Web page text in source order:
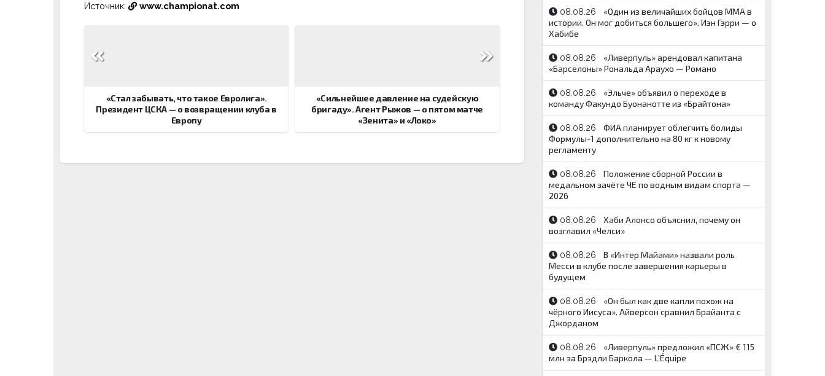
Источник: www.championat.com
по
«Стал забывать, что такое Евролига».
Президент ЦСКА — о возвращении клуба в
Европу
«Сильнейшее давление на судейскую
бригаду». Агент Рыжов — о пятом матче
«Зенита» и «Локо»
08.08.26
«Один из величайших бойцов ММА в
истории. Он мог добиться большего». Иэн Гэрри — о
Хабибе
08.08.26
«Ливерпуль» арендовал капитана
«Барселоны» Рональда Араухо — Романо
08.08.26
«Эльче» объявил о переходе в
команду Факундо Буонанотте из «Брайтона»
08.08.26
ФИА планирует облегчить болиды
Формулы-1 дополнительно на 80 кг к новому
регламенту
08.08.26
Положение сборной России в
медальном зачёте ЧЕ по водным видам спорта —
2026
08.08.26
Хаби Алонсо объяснил, почему он
возглавил «Челси»
08.08.26
В «Интер Майами» назвали роль
Месси в клубе после завершения карьеры в
будущем
08.08.26
«Он был как две капли похож на
чёрного Иисуса». Айверсон сравнил Брайанта с
Джорданом
08.08.26
«Ливерпуль» предложил «ПСЖ» € 115
млн за Брэдли Баркола — L’Équipe